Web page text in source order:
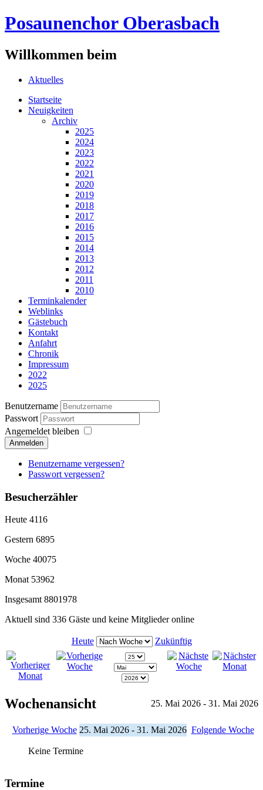
Posaunenchor Oberasbach
Willkommen beim
Aktuelles
Startseite
Neuigkeiten
Archiv
2025
2024
2023
2022
2021
2020
2019
2018
2017
2016
2015
2014
2013
2012
2011
2010
Terminkalender
Weblinks
Gästebuch
Kontakt
Anfahrt
Chronik
Impressum
2022
2025
Benutzername
Passwort
Angemeldet bleiben
Anmelden
Benutzername vergessen?
Passwort vergessen?
Besucherzähler
Heute 4116
Gestern 6895
Woche 40075
Monat 53962
Insgesamt 8801978
Aktuell sind 336 Gäste und keine Mitglieder online
Heute Zukünftig
Wochenansicht 25. Mai 2026 - 31. Mai 2026
Vorherige Woche 25. Mai 2026 - 31. Mai 2026 Folgende Woche
Keine Termine
Termine